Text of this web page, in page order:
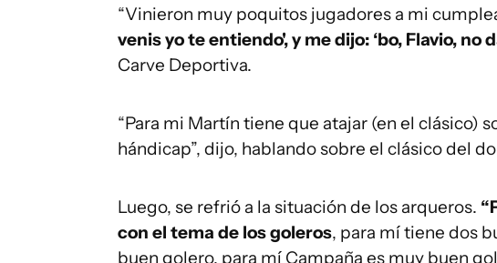
“Vinieron muy poquitos jugadores a mi
venis yo te entiendo', y me dijo: ‘bo, Flavio, no
Carve Deportiva.
“Para mi Martín tiene que atajar (en el clásico)
hándicap”, dijo, hablando sobre el clásico del
Luego, se refrió a la situación de los arqueros.
con el tema de los goleros, para mí tiene dos
buen golero, para mí Campaña es muy buen